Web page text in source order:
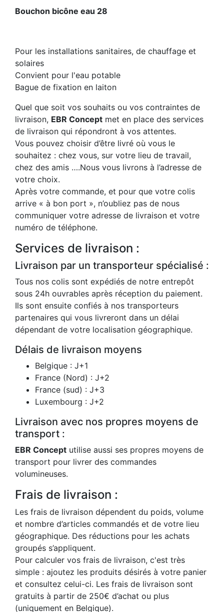
Bouchon bicône eau 28
Pour les installations sanitaires, de chauffage et
solaires
Convient pour l'eau potable
Bague de fixation en laiton
Quel que soit vos souhaits ou vos contraintes de
livraison, EBR Concept met en place des services
de livraison qui répondront à vos attentes.
Vous pouvez choisir d’être livré où vous le
souhaitez : chez vous, sur votre lieu de travail,
chez des amis ….Nous vous livrons à l’adresse de
votre choix.
Après votre commande, et pour que votre colis
arrive « à bon port », n’oubliez pas de nous
communiquer votre adresse de livraison et votre
numéro de téléphone.
Services de livraison :
Livraison par un transporteur spécialisé :
Tous nos colis sont expédiés de notre entrepôt
sous 24h ouvrables après réception du paiement.
Ils sont ensuite confiés à nos transporteurs
partenaires qui vous livreront dans un délai
dépendant de votre localisation géographique.
Délais de livraison moyens
Belgique : J+1
France (Nord) : J+2
France (sud) : J+3
Luxembourg : J+2
Livraison avec nos propres moyens de
transport :
EBR Concept utilise aussi ses propres moyens de
transport pour livrer des commandes
volumineuses.
Frais de livraison :
Les frais de livraison dépendent du poids, volume
et nombre d’articles commandés et de votre lieu
géographique. Des réductions pour les achats
groupés s’appliquent.
Pour calculer vos frais de livraison, c'est très
simple : ajoutez les produits désirés à votre panier
et consultez celui-ci. Les frais de livraison sont
gratuits à partir de 250€ d’achat ou plus
(uniquement en Belgique).